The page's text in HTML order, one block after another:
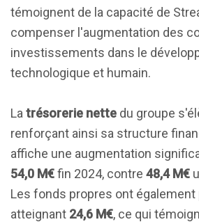
témoignent de la capacité de
compenser l'augmentation des
investissements dans le
technologique et humain.
La trésorerie nette du groupe
renforçant ainsi sa structure
affiche une augmentation
54,0 M€fin 2024, contre 48,4 M€
Les fonds propres ont également
atteignant 24,6 M€, ce qui